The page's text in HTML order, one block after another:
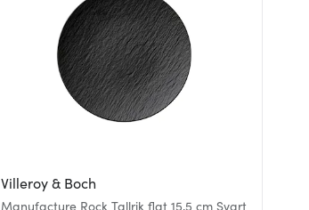
Villeroy & Boch
Manufacture Rock Tallrik flat 15,5 cm Svart